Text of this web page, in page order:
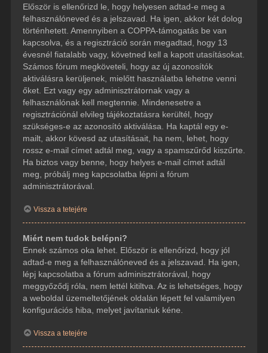
Először is ellenőrizd le, hogy helyesen adtad-e meg a
felhasználóneved és a jelszavad. Ha igen, akkor két dolog
történhetett. Amennyiben a COPPA-támogatás be van
kapcsolva, és a regisztráció során megadtad, hogy 13
évesnél fiatalabb vagy, követned kell a kapott utasításokat.
Számos fórum megköveteli, hogy az új azonosítók
aktiválásra kerüljenek, mielőtt használatba lehetne venni
őket. Ezt vagy egy adminisztrátornak vagy a
felhasználónak kell megtennie. Mindenesetre a
regisztrációnál elvileg tájékoztatásra kerültél, hogy
szükséges-e az azonosító aktiválása. Ha kaptál egy e-
mailt, akkor kövesd az utasításait, ha nem, lehet, hogy
rossz e-mail címet adtál meg, vagy a spamszűrőd kiszűrte.
Ha biztos vagy benne, hogy helyes e-mail címet adtál
meg, próbálj meg kapcsolatba lépni a fórum
adminisztrátorával.
Vissza a tetejére
Miért nem tudok belépni?
Ennek számos oka lehet. Először is ellenőrizd, hogy jól
adtad-e meg a felhasználóneved és a jelszavad. Ha igen,
lépj kapcsolatba a fórum adminisztrátorával, hogy
meggyőződj róla, nem lettél kitiltva. Az is lehetséges, hogy
a weboldal üzemeltetőjének oldalán lépett fel valamilyen
konfigurációs hiba, melyet javítaniuk kéne.
Vissza a tetejére